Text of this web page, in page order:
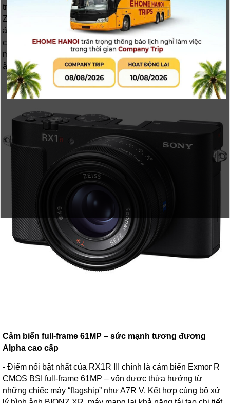
trường, sở hữu cảm biến độ phân giải cực cao, ống kính
Zeiss chất lượng hàng đầu, cùng hàng loạt công nghệ xử lý
ảnh và AI tiên tiến vốn chỉ xuất hiện trên dòng máy Alpha cao
cấp. Sự trở lại này không chỉ gây phấn khích cho người hâm
mộ Sony, mà còn thổi một luồng gió mới vào thị trường máy
ảnh vốn đang bị chiếm lĩnh bởi mirrorless ống kính rời.
Cảm biến full-frame 61MP – sức mạnh tương đương
Alpha cao cấp
- Điểm nổi bật nhất của RX1R III chính là cảm biến Exmor R
CMOS BSI full-frame 61MP – vốn được thừa hưởng từ
những chiếc máy “flagship” như A7R V. Kết hợp cùng bộ xử